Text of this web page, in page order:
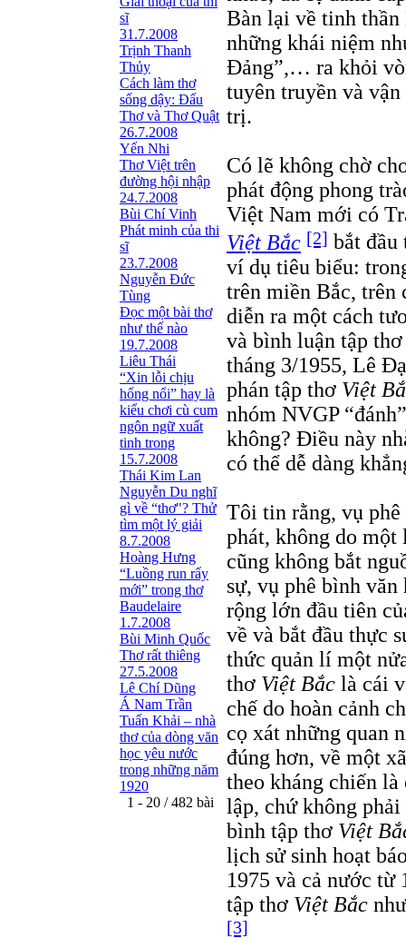
sĩ
31.7.2008
Trịnh Thanh
Thủy
Cách làm thơ
sống dậy: Đấu
Thơ và Thơ Quật
26.7.2008
Yến Nhi
Thơ Việt trên
đường hội nhập
24.7.2008
Bùi Chí Vinh
Phát minh của thi
sĩ
23.7.2008
Nguyễn Đức
Tùng
Ðọc một bài thơ
như thế nào
19.7.2008
Liêu Thái
“Xin lỗi chịu
hổng nổi” hay là
kiểu chơi cù cum
ngôn ngữ xuất
tinh trong
15.7.2008
Thái Kim Lan
Nguyễn Du nghĩ
gì về “thơ"? Thử
tìm một lý giải
8.7.2008
Hoàng Hưng
“Luồng run rẩy
mới” trong thơ
Baudelaire
1.7.2008
Bùi Minh Quốc
Thơ rất thiêng
27.5.2008
Lê Chí Dũng
Á Nam Trần
Tuấn Khải – nhà
thơ của dòng văn
học yêu nước
trong những năm
1920
1 - 20 / 482 bài
Bàn lại về tinh thần
những khái niệm
Đảng”,… ra khỏi
tuyên truyền và
trị.
Có lẽ không chờ
phát động phong
Việt Nam mới có
Việt Bắc [2] bắt đầu
ví dụ tiêu biểu:
trên miền Bắc, trên
diễn ra một cách
và bình luận tập
tháng 3/1955, Lê
phán tập thơ Việt
nhóm NVGP
không? Điều này
có thể dễ dàng
Tôi tin rằng, vụ
phát, không do một
cũng không bắt
sự, vụ phê bình
rộng lớn đầu tiên
về và bắt đầu thực
thức quản lí một
thơ Việt Bắc là cái
chế do hoàn cảnh
cọ xát những quan
đúng hơn, về một
theo kháng chiến
lập, chứ không
bình tập thơ Việt
lịch sử sinh hoạt
1975 và cả nước từ
tập thơ Việt Bắc
[3]